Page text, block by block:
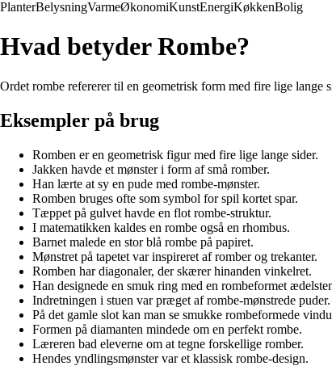
PlanterBelysningVarmeØkonomiKunstEnergiKøkkenBolig
Hvad betyder Rombe?
Ordet rombe refererer til en geometrisk form med fire lige
Eksempler på brug
Romben er en geometrisk figur med fire lige lange sider.
Jakken havde et mønster i form af små romber.
Han lærte at sy en pude med rombe-mønster.
Romben bruges ofte som symbol for spil kortet spar.
Tæppet på gulvet havde en flot rombe-struktur.
I matematikken kaldes en rombe også en rhombus.
Barnet malede en stor blå rombe på papiret.
Mønstret på tapetet var inspireret af romber og trekanter.
Romben har diagonaler, der skærer hinanden vinkelret.
Han designede en smuk ring med en rombeformet
Indretningen i stuen var præget af rombe-mønstrede puder.
På det gamle slot kan man se smukke rombeformede
Formen på diamanten mindede om en perfekt rombe.
Læreren bad eleverne om at tegne forskellige romber.
Hendes yndlingsmønster var et klassisk rombe-design.